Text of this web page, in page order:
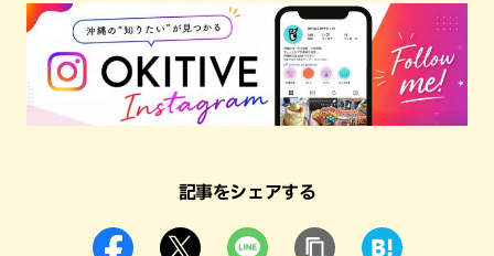
記事をシェアする